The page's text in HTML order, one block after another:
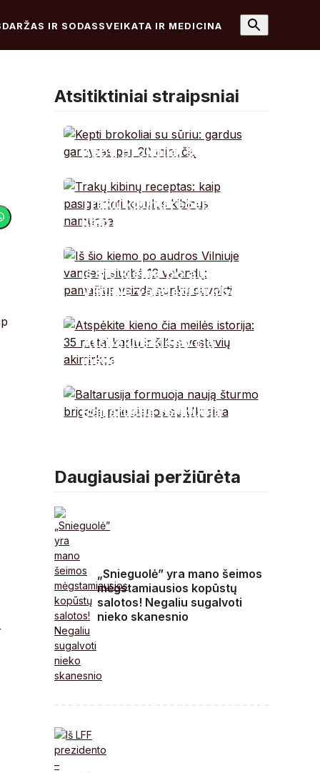
DARŽAS IR SODASSVEIKATA IR MEDICINA
Atsitiktiniai straipsniai
Kepti brokoliai su
per 20 minučių
Trakų kibinų receptas:
kaip pasigaminti
namuose
Iš šio kiemo po audros
Vilniuje vandenį siurbė
vaizdą sunku suvokti
Atspėkite kieno čia
meilės istorija: 35
vestuvių akimirkos
Baltarusija formuoja
Daugiausiai peržiūrėta
„Snieguolė” yra mano šeimos
mėgstamiausios kopūstų
salotos! Negaliu sugalvoti
nieko skanesnio